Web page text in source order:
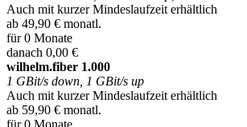
Auch mit kurzer Mindeslaufzeit erhältlich
ab 49,90 € monatl.
für 0 Monate
danach 0,00 €
wilhelm.fiber 1.000
1 GBit/s down, 1 GBit/s up
Auch mit kurzer Mindeslaufzeit erhältlich
ab 59,90 € monatl.
für 0 Monate